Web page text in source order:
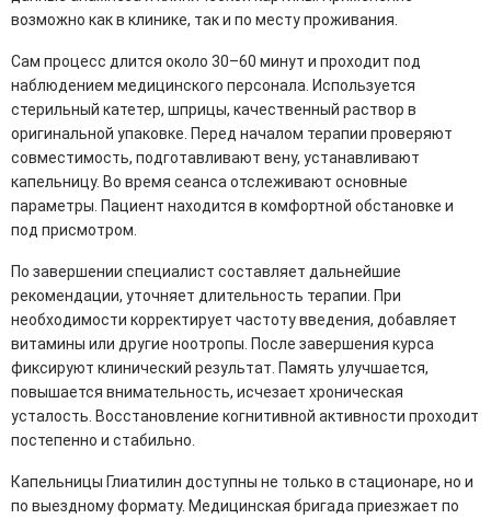
возможно как в клинике, так и по месту проживания.
Сам процесс длится около 30–60 минут и проходит под
наблюдением медицинского персонала. Используется
стерильный катетер, шприцы, качественный раствор в
оригинальной упаковке. Перед началом терапии проверяют
совместимость, подготавливают вену, устанавливают
капельницу. Во время сеанса отслеживают основные
параметры. Пациент находится в комфортной обстановке и
под присмотром.
По завершении специалист составляет дальнейшие
рекомендации, уточняет длительность терапии. При
необходимости корректирует частоту введения, добавляет
витамины или другие ноотропы. После завершения курса
фиксируют клинический результат. Память улучшается,
повышается внимательность, исчезает хроническая
усталость. Восстановление когнитивной активности проходит
постепенно и стабильно.
Капельницы Глиатилин доступны не только в стационаре, но и
по выездному формату. Медицинская бригада приезжает по